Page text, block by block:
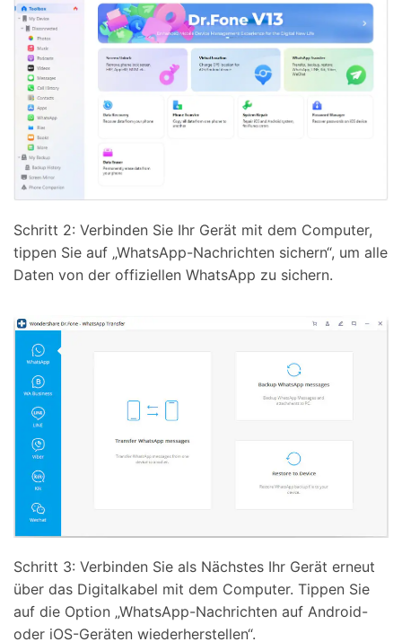
Schritt 2: Verbinden Sie Ihr Gerät mit dem Computer,
tippen Sie auf „WhatsApp-Nachrichten sichern“, um alle
Daten von der offiziellen WhatsApp zu sichern.
Schritt 3: Verbinden Sie als Nächstes Ihr Gerät erneut
über das Digitalkabel mit dem Computer. Tippen Sie
auf die Option „WhatsApp-Nachrichten auf Android-
oder iOS-Geräten wiederherstellen“.